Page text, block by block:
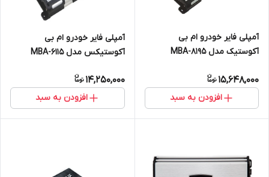
آمپلی فایر خودرو ام بی
آکوستیک مدل MBA-8195
15,648,000
افزودن به سبد
آمپلی فایر خودرو ام بی
آکوستیکس مدل MBA-6115
14,250,000
افزودن به سبد